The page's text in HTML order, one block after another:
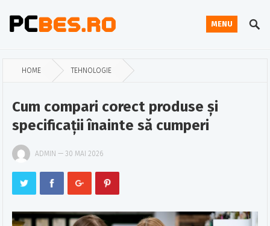
MENU
HOME TEHNOLOGIE
Cum compari corect produse și
specificații înainte să cumperi
ADMIN —30 MAI 2026